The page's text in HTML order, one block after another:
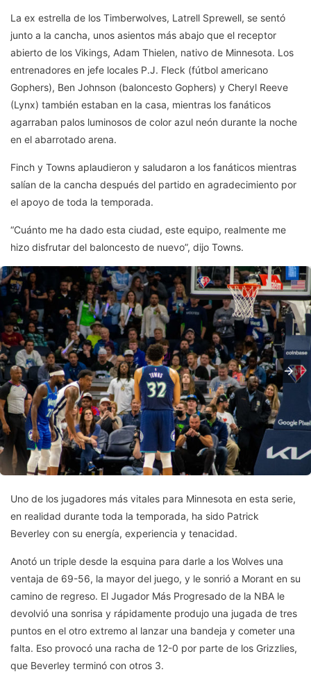
La ex estrella de los Timberwolves, Latrell Sprewell, se sentó
junto a la cancha, unos asientos más abajo que el receptor
abierto de los Vikings, Adam Thielen, nativo de Minnesota. Los
entrenadores en jefe locales P.J. Fleck (fútbol americano
Gophers), Ben Johnson (baloncesto Gophers) y Cheryl Reeve
(Lynx) también estaban en la casa, mientras los fanáticos
agarraban palos luminosos de color azul neón durante la noche
en el abarrotado arena.
Finch y Towns aplaudieron y saludaron a los fanáticos mientras
salían de la cancha después del partido en agradecimiento por
el apoyo de toda la temporada.
“Cuánto me ha dado esta ciudad, este equipo, realmente me
hizo disfrutar del baloncesto de nuevo”, dijo Towns.
Uno de los jugadores más vitales para Minnesota en esta serie,
en realidad durante toda la temporada, ha sido Patrick
Beverley con su energía, experiencia y tenacidad.
Anotó un triple desde la esquina para darle a los Wolves una
ventaja de 69-56, la mayor del juego, y le sonrió a Morant en su
camino de regreso. El Jugador Más Progresado de la NBA le
devolvió una sonrisa y rápidamente produjo una jugada de tres
puntos en el otro extremo al lanzar una bandeja y cometer una
falta. Eso provocó una racha de 12-0 por parte de los Grizzlies,
que Beverley terminó con otros 3.